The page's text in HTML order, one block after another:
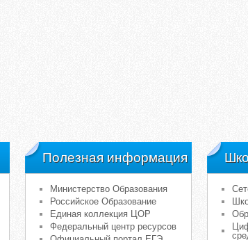
Полезная информация
Министерство Образования
Российское Образование
Единая коллекция ЦОР
Федеральный центр ресурсов